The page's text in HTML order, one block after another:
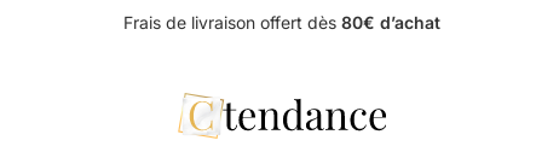
Frais de livraison offert dès 80€ d’achat